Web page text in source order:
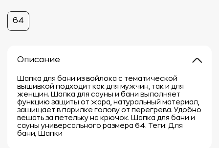
64
Описание
Шапка для бани из войлока с тематической
вышивкой подходит как для мужчин, так и для
женщин. Шапка для сауны и бани выполняет
функцию защиты от жара, натуральный материал,
защищает в парилке голову от перегрева. Удобно
вешать за петельку на крючок. Шапка для бани и
сауны универсального размера 64. Теги: Для
бани, Шапки